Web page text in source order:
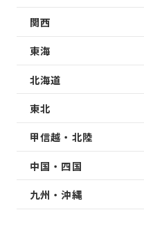
関西
東海
北海道
東北
甲信越・北陸
中国・四国
九州・沖縄